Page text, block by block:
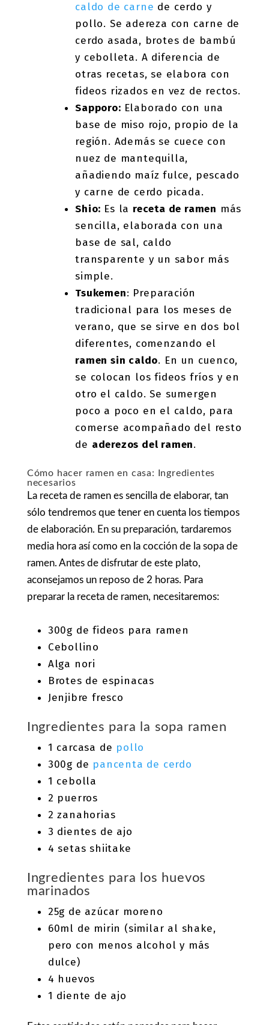
caldo de carne de cerdo y
pollo. Se adereza con carne de
cerdo asada, brotes de bambú
y cebolleta. A diferencia de
otras recetas, se elabora con
fideos rizados en vez de rectos.
Sapporo: Elaborado con una
base de miso rojo, propio de la
región. Además se cuece con
nuez de mantequilla,
añadiendo maíz fulce, pescado
y carne de cerdo picada.
Shio: Es la receta de ramen más
sencilla, elaborada con una
base de sal, caldo
transparente y un sabor más
simple.
Tsukemen: Preparación
tradicional para los meses de
verano, que se sirve en dos bol
diferentes, comenzando el
ramen sin caldo. En un cuenco,
se colocan los fideos fríos y en
otro el caldo. Se sumergen
poco a poco en el caldo, para
comerse acompañado del resto
de aderezos del ramen.
Cómo hacer ramen en casa: Ingredientes
necesarios
Lareceta de ramen es sencilla de elaborar, tan
sólo tendremos que tener en cuenta los tiempos
de elaboración. En su preparación, tardaremos
media hora así como en la cocción de la sopa de
ramen. Antes de disfrutar de este plato,
aconsejamos un reposo de 2 horas. Para
preparar la receta de ramen, necesitaremos:
300g de fideos para ramen
Cebollino
Alga nori
Brotes de espinacas
Jenjibre fresco
Ingredientes para la sopa ramen
1 carcasa de pollo
300g de pancenta de cerdo
1 cebolla
2 puerros
2 zanahorias
3 dientes de ajo
4 setas shiitake
Ingredientes para los huevos
marinados
25g de azúcar moreno
60ml de mirin (similar al shake,
pero con menos alcohol y más
dulce)
4 huevos
1 diente de ajo